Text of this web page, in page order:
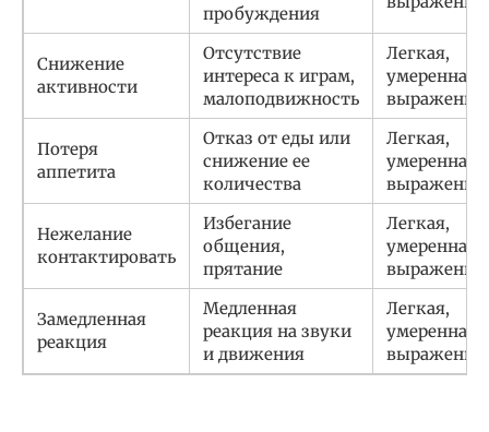
пробуждения
Снижение
активности
Отсутствие
интереса к играм,
малоподвижность
Легкая,
умеренная,
Потеря
аппетита
Отказ от еды или
снижение ее
количества
Легкая,
умеренная,
Нежелание
контактировать
Избегание
общения,
прятание
Легкая,
умеренная,
Замедленная
реакция
Медленная
реакция на звуки
и движения
Легкая,
умеренная,